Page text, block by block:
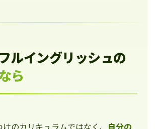
ルイングリッシュの
ら